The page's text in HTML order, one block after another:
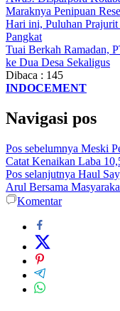
Maraknya Penipuan
Hari ini, Puluhan
Pangkat
Tuai Berkah Ramadan,
ke Dua Desa Sekaligus
Dibaca : 145
INDOCEMENT
Navigasi pos
Pos sebelumnya Meski
Catat Kenaikan Laba
Pos selanjutnya Haul
Arul Bersama
Komentar